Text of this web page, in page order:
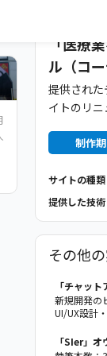
「医療
ル（コ
提供され
イトのリ
制作
サイトの種類
提供した技術
その他
「チャッ
新規開発の
UI/UX設計
「SIer」